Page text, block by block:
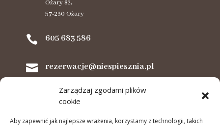
Zarządzaj zgodami plików
cookie
Aby zapewnić jak najlepsze wrażenia, korzystamy z technologii, takich
Ożary 82,
57-230 Ożary
 605 683 586
 rezerwacje@niespiesznia.pl
Musisz wiedzieć że...
 Regulamin